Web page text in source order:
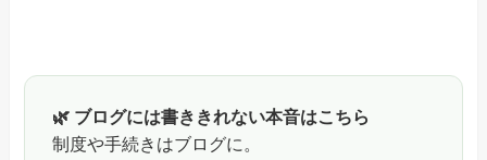
🌿 ブログには書ききれない本音はこちら
制度や手続きはブログに。